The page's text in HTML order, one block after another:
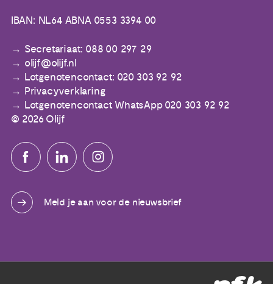
IBAN: NL64 ABNA 0553 3394 00
Secretariaat: 088 00 297 29
olijf@olijf.nl
Lotgenotencontact: 020 303 92 92
Privacyverklaring
Lotgenotencontact WhatsApp 020 303 92 92
© 2026 Olijf
Meld je aan voor de nieuwsbrief